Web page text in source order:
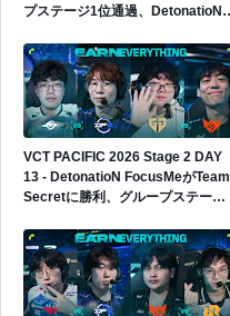
プステージ1位通過、DetonatioN
出へ
VCT PACIFIC 2026 Stage 2 DAY
13 - DetonatioN FocusMeがTeam
Secretに勝利、グループステージ3